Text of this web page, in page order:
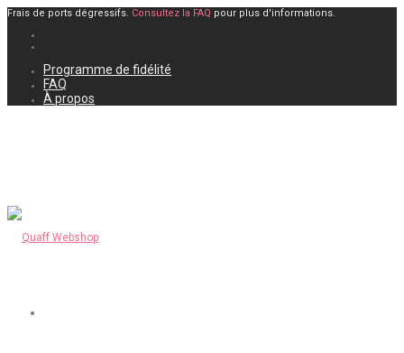
Frais de ports dégressifs. Consultez la FAQ pour plus d'informations.
Programme de fidélité
FAQ
À propos